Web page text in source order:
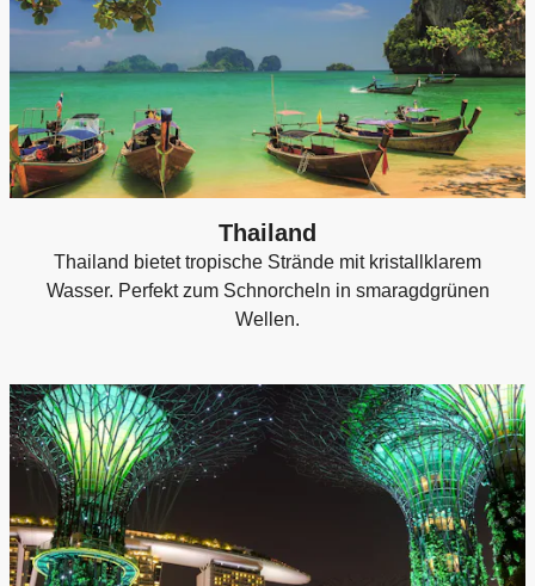
Thailand
Thailand bietet tropische Strände mit kristallklarem
Wasser. Perfekt zum Schnorcheln in smaragdgrünen
Wellen.